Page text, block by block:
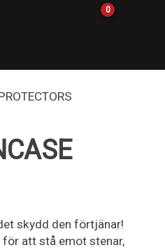
0
skydd den förtjänar!
att stå emot stenar,